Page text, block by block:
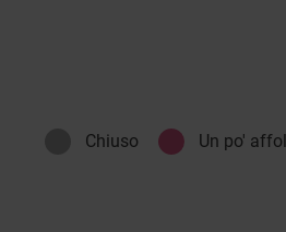
Chiuso Un po'